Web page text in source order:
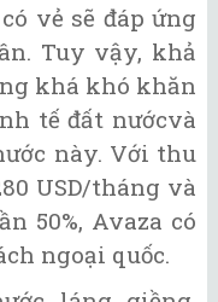
vẻ sẽ đáp ứng
Tuy vậy, khả
khá khó khăn
tế đất nướcvà
này. Với thu
USD/tháng và
50%, Avaza có
ngoại quốc.